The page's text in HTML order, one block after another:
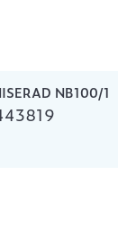
NB100/1